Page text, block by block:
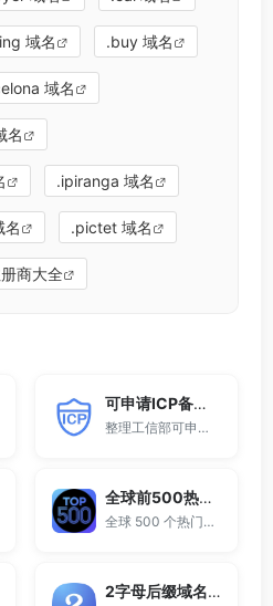
域名 .buy 域名
域名
名
.ipiranga 域名
名 .pictet 域名
商大全
可申请ICP备案域名后缀大全
整理工信部可申请ICP网站备案的域名后缀大全。
全球前500热门域名后缀排行
全球 500 个热门域名后缀排名，展示注册量排行、是否可备案、适用范围与用途简介，帮助企业与个人在 2025 年快速选择合适的顶级域名。
2字母后缀域名大全